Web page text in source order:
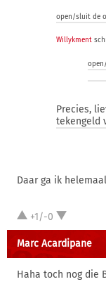
open/sluit de
Willykment
Precies,
tekengeld
Daar ga ik
+1/-0
Marc Acardipane
Haha toch nog die